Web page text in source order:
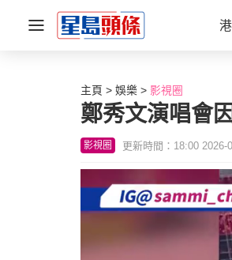
主頁 娛樂 影視圈
鄭秀文演唱會
影視圈 更新時間：18:00 2026-